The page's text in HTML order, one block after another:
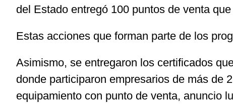
del Estado entregó 100 puntos de venta
Estas acciones que forman parte de los
Asimismo, se entregaron los certificados
donde participaron empresarios de más de
equipamiento con punto de venta, anuncio